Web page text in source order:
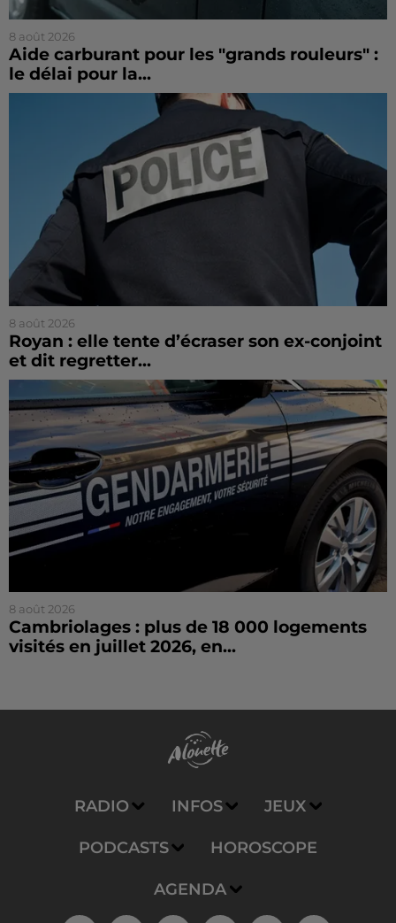
8 août 2026
Aide carburant pour les "grands rouleurs" :
le délai pour la...
8 août 2026
Royan : elle tente d’écraser son ex-conjoint
et dit regretter...
8 août 2026
Cambriolages : plus de 18 000 logements
visités en juillet 2026, en...
RADIO INFOS JEUX
PODCASTS HOROSCOPE
AGENDA